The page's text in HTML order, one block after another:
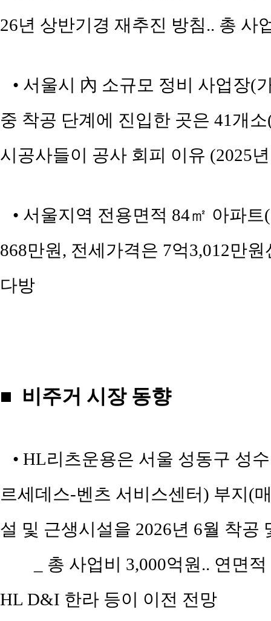
26년 상반기경 재추진 방침.. 총 사
• 서울시 內 소규모 정비 사업장(
중 착공 단계에 진입한 곳은 41개
시공사들이 공사 회피 이유 (2025
• 서울지역 전용면적 84㎡ 아파
868만원, 전세가격은 7억3,012만
다방
■ 비주거 시장 동향
• HL리츠운용은 서울 성동구 성
르세데스-벤츠 서비스센터) 부지(
설 및 근생시설을 2026년 6월 착공
_ 총 사업비 3,000억원.. 연면
HL D&I 한라 등이 이전 전망